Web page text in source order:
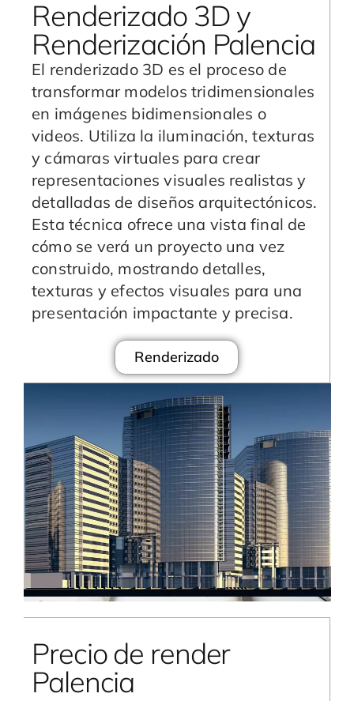
Renderizado 3D y
Renderización Palencia
El renderizado 3D es el proceso de
transformar modelos tridimensionales
en imágenes bidimensionales o
videos. Utiliza la iluminación, texturas
y cámaras virtuales para crear
representaciones visuales realistas y
detalladas de diseños arquitectónicos.
Esta técnica ofrece una vista final de
cómo se verá un proyecto una vez
construido, mostrando detalles,
texturas y efectos visuales para una
presentación impactante y precisa.
Renderizado
Precio de render
Palencia